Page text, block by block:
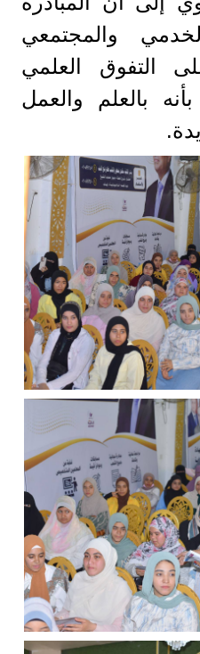
والمجتمعي
التفوق العلمي
بأنه بالعلم والعمل